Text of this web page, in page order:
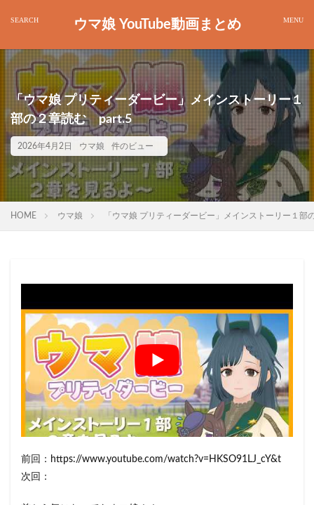
ウマ娘 YouTube動画まとめ
「ウマ娘 プリティーダービー」メインストーリー１
部の２章読む part.5
2026年4月2日 ウマ娘 件のビュー
HOME ウマ娘 「ウマ娘 プリティーダービー」メインストーリー１
前回：https://www.youtube.com/watch?v=HKSO91LJ_cY&t
次回：